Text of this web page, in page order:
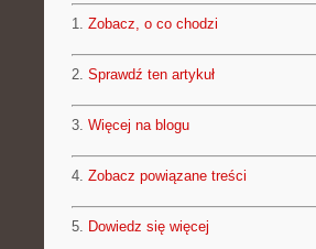
1. Zobacz, o co chodzi
2. Sprawdź ten artykuł
3. Więcej na blogu
4. Zobacz powiązane treści
5. Dowiedz się więcej